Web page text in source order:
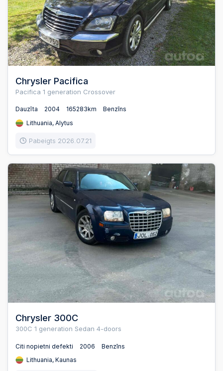
Chrysler Pacifica
Pacifica 1 generation Crossover
Dauzīta 2004 165283km
Benzīns
Lithuania, Alytus
Pabeigts 2026.07.21
Chrysler 300C
300C 1 generation Sedan 4-doors
Citi nopietni defekti 2006
Benzīns
Lithuania, Kaunas